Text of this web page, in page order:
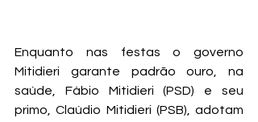
Enquanto nas festas o governo
Mitidieri garante padrão ouro, na
saúde, Fábio Mitidieri (PSD) e seu
primo, Claúdio Mitidieri (PSB), adotam